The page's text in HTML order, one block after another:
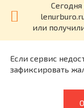
или
Если сервис
зафиксировать